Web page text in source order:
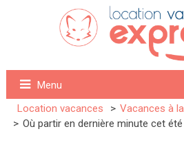
Menu
Location vacances
Vacances à
Où partir en dernière minute cet été